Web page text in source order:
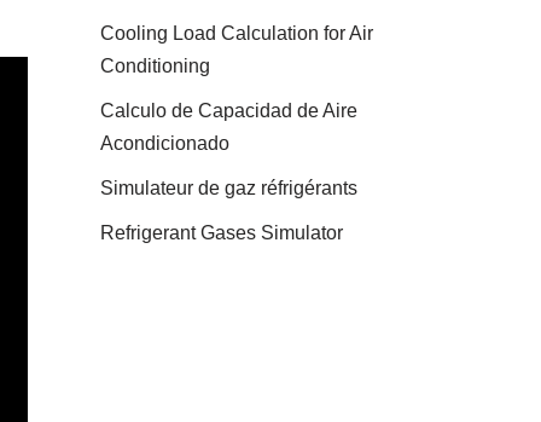
Cooling Load Calculation for Air
Conditioning
Calculo de Capacidad de Aire
Acondicionado
Simulateur de gaz réfrigérants
Refrigerant Gases Simulator